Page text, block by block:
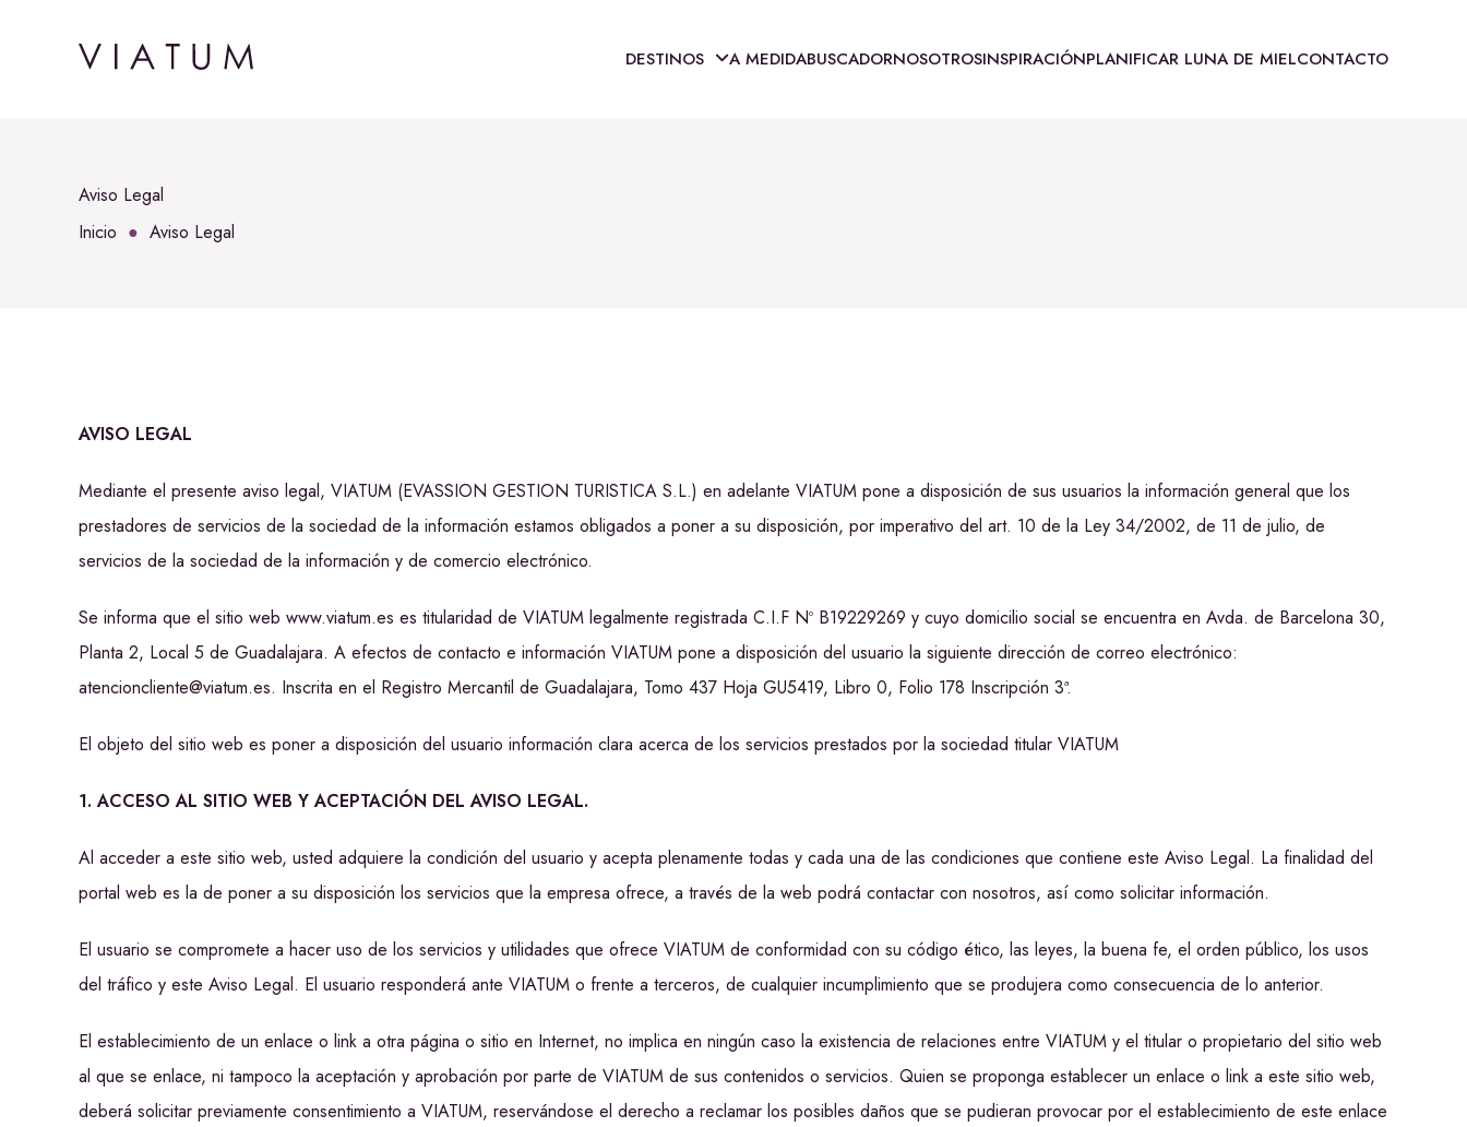
DESTINOS A MEDIDABUSCADORNOSOTROSINSPIRACIÓNPLANIFICAR LUNA DE MIELCONTACTO
Aviso Legal
Inicio
Aviso Legal
AVISO LEGAL
Mediante el presente aviso legal, VIATUM (EVASSION GESTION TURISTICA S.L.) en adelante VIATUM pone a disposición de sus usuarios la información general que los
prestadores de servicios de la sociedad de la información estamos obligados a poner a su disposición, por imperativo del art. 10 de la Ley 34/2002, de 11 de julio, de
servicios de la sociedad de la información y de comercio electrónico.
Se informa que el sitio web www.viatum.es es titularidad de VIATUM legalmente registrada C.I.F Nº B19229269 y cuyo domicilio social se encuentra en Avda. de Barcelona 30,
Planta 2, Local 5 de Guadalajara. A efectos de contacto e información VIATUM pone a disposición del usuario la siguiente dirección de correo electrónico:
atencioncliente@viatum.es. Inscrita en el Registro Mercantil de Guadalajara, Tomo 437 Hoja GU5419, Libro 0, Folio 178 Inscripción 3ª.
El objeto del sitio web es poner a disposición del usuario información clara acerca de los servicios prestados por la sociedad titular VIATUM
1. ACCESO AL SITIO WEB Y ACEPTACIÓN DEL AVISO LEGAL.
Al acceder a este sitio web, usted adquiere la condición del usuario y acepta plenamente todas y cada una de las condiciones que contiene este Aviso Legal. La finalidad del
portal web es la de poner a su disposición los servicios que la empresa ofrece, a través de la web podrá contactar con nosotros, así como solicitar información.
El usuario se compromete a hacer uso de los servicios y utilidades que ofrece VIATUM de conformidad con su código ético, las leyes, la buena fe, el orden público, los usos
del tráfico y este Aviso Legal. El usuario responderá ante VIATUM o frente a terceros, de cualquier incumplimiento que se produjera como consecuencia de lo anterior.
El establecimiento de un enlace o link a otra página o sitio en Internet, no implica en ningún caso la existencia de relaciones entre VIATUM y el titular o propietario del sitio web
al que se enlace, ni tampoco la aceptación y aprobación por parte de VIATUM de sus contenidos o servicios. Quien se proponga establecer un enlace o link a este sitio web,
deberá solicitar previamente consentimiento a VIATUM, reservándose el derecho a reclamar los posibles daños que se pudieran provocar por el establecimiento de este enlace